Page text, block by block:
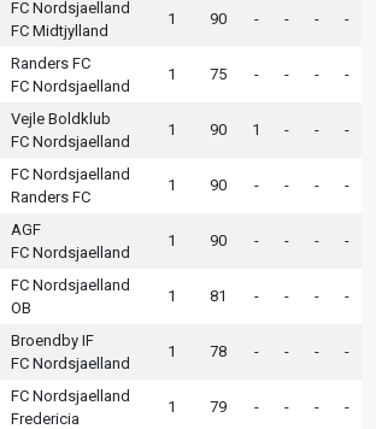
FC Nordsjaelland
FC Midtjylland
1 90 - - - -
Randers FC
FC Nordsjaelland
1 75 - - - -
Vejle Boldklub
FC Nordsjaelland
1 90 1 - - -
FC Nordsjaelland
Randers FC
1 90 - - - -
AGF
FC Nordsjaelland
1 90 - - - -
FC Nordsjaelland
OB
1 81 - - - -
Broendby IF
FC Nordsjaelland
1 78 - - - -
FC Nordsjaelland
Fredericia
1 79 - - - -